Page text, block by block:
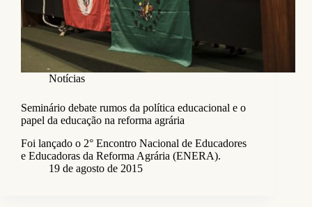
Notícias
Seminário debate rumos da política educacional e o
papel da educação na reforma agrária
Foi lançado o 2° Encontro Nacional de Educadores
e Educadoras da Reforma Agrária (ENERA).
19 de agosto de 2015